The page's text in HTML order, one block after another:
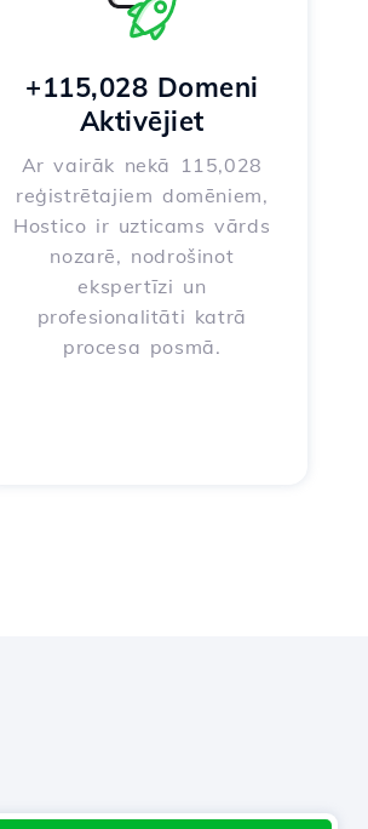
+115,028 Domeni
Aktivējiet
Ar vairāk nekā 115,028
reģistrētajiem domēniem,
Hostico ir uzticams vārds
nozarē, nodrošinot
ekspertīzi un
profesionalitāti katrā
procesa posmā.